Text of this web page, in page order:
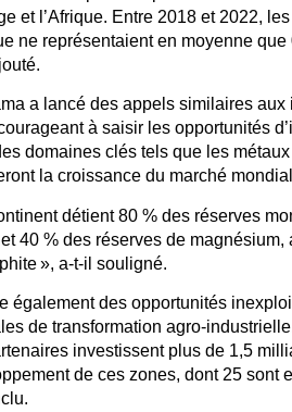
et l’Afrique. Entre 2018 et 2022,
ne représentaient en moyenne
a lancé des appels similaires
à saisir les opportunités
domaines clés tels que les
la croissance du marché
détient 80 % des réserves
40 % des réserves de
», a-t-il souligné.
également des opportunités
de transformation agro-
investissent plus de 1,5
de ces zones, dont 25 sont